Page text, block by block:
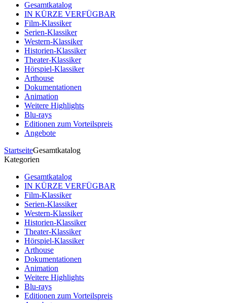
Gesamtkatalog
IN KÜRZE VERFÜGBAR
Film-Klassiker
Serien-Klassiker
Western-Klassiker
Historien-Klassiker
Theater-Klassiker
Hörspiel-Klassiker
Arthouse
Dokumentationen
Animation
Weitere Highlights
Blu-rays
Editionen zum Vorteilspreis
Angebote
StartseiteGesamtkatalog
Kategorien
Gesamtkatalog
IN KÜRZE VERFÜGBAR
Film-Klassiker
Serien-Klassiker
Western-Klassiker
Historien-Klassiker
Theater-Klassiker
Hörspiel-Klassiker
Arthouse
Dokumentationen
Animation
Weitere Highlights
Blu-rays
Editionen zum Vorteilspreis